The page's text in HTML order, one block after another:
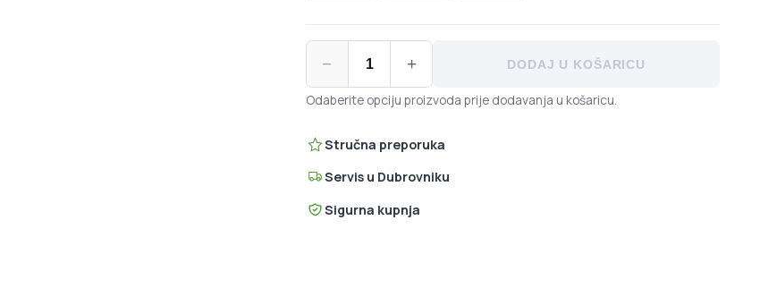
− + DODAJ U KOŠARICU
Odaberite opciju proizvoda prije dodavanja u košaricu.
Stručna preporuka
Servis u Dubrovniku
Sigurna kupnja